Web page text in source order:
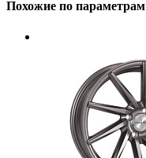
Похожие по параметрам